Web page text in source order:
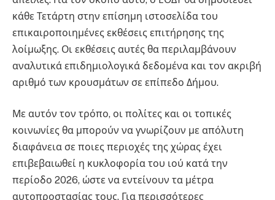
κάθε Τετάρτη στην επίσημη ιστοσελίδα του
επικαιροποιημένες εκθέσεις επιτήρησης της
λοίμωξης. Οι εκθέσεις αυτές θα περιλαμβάνουν
αναλυτικά επιδημιολογικά δεδομένα και τον ακριβή
αριθμό των κρουσμάτων σε επίπεδο Δήμου.
Με αυτόν τον τρόπο, οι πολίτες και οι τοπικές
κοινωνίες θα μπορούν να γνωρίζουν με απόλυτη
διαφάνεια σε ποιες περιοχές της χώρας έχει
επιβεβαιωθεί η κυκλοφορία του ιού κατά την
περίοδο 2026, ώστε να εντείνουν τα μέτρα
αυτοπροστασίας τους. Για περισσότερες